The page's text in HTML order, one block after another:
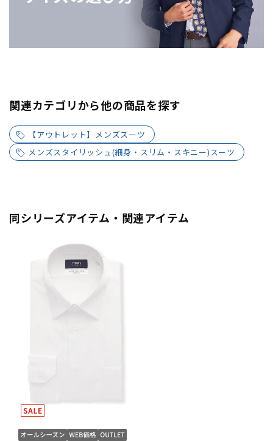
関連カテゴリから他の商品を探す
【アウトレット】メンズスーツ
メンズスタイリッシュ(細身・スリム・スキニー)スーツ
同シリーズアイテム・関連アイテム